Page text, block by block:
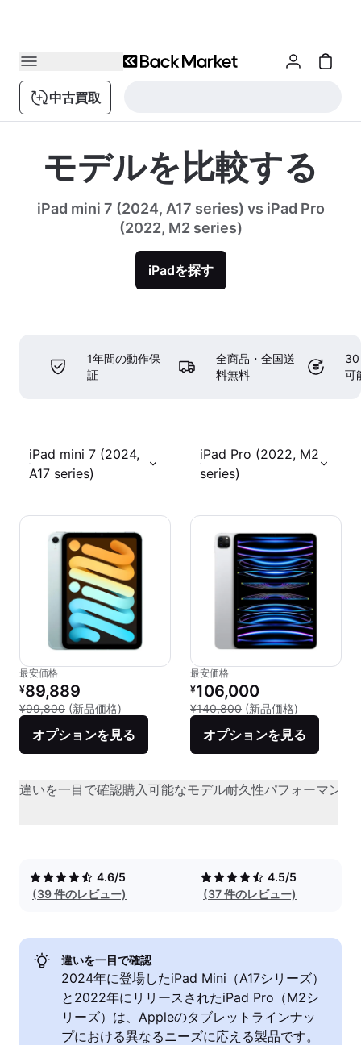
中古買取
モデルを比較する
iPad mini 7 (2024, A17 series) vs iPad Pro
(2022, M2 series)
iPadを探す
1年間の動作保
証
全商品・全国送
料無料
30
可
iPad mini 7 (2024,
A17 series)
iPad Pro (2022, M2
series)
最安価格
リファービッシュ品の価格：
¥89,889
¥99,800 (新品価格) 新品との比較：¥99,800
オプションを見る
最安価格
リファービッシュ品の価格：
¥106,000
¥140,800 (新品価格)
オプションを見る
違いを一目で確認購入可能なモデル耐久性パフォーマンス
4.6/5
(39 件のレビュー)
4.5/5
(37 件のレビュー)
違いを一目で確認
2024年に登場したiPad Mini（A17シリーズ）
と2022年にリリースされたiPad Pro（M2シ
リーズ）は、Appleのタブレットラインナッ
プにおける異なるニーズに応える製品です。